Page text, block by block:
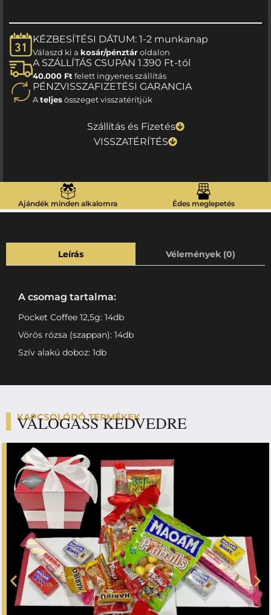
KÉZBESÍTÉSI DÁTUM: 1-2 munkanap
Válaszd ki a kosár/pénztároldalon
A SZÁLLÍTÁS CSUPÁN 1.390 Ft-tól
40.000 Ft felett ingyenes szállítás
PÉNZVISSZAFIZETÉSI GARANCIA
Ateljesösszeget visszatérítjük
Szállítás és Fizetés
VISSZATÉRÍTÉS
Ajándék minden alkalomra Édes meglepetés
Leírás Vélemények (0)
A csomag tartalma:
Pocket Coffee 12,5g: 14db
Vörös rózsa (szappan): 14db
Szív alakú doboz: 1db
KAPCSOLÓDÓ TERMÉKEK
VÁLOGASS KEDVEDRE